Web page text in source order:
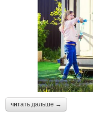
читать дальше →